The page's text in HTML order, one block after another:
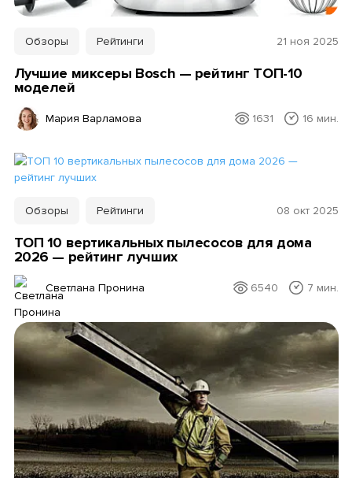
Обзоры Рейтинги 21 ноя 2025
Лучшие миксеры Bosch — рейтинг ТОП-10
моделей
Мария Варламова 1631 16 мин.
Обзоры Рейтинги 08 окт 2025
ТОП 10 вертикальных пылесосов для дома
2026 — рейтинг лучших
Светлана Пронина 6540 7 мин.